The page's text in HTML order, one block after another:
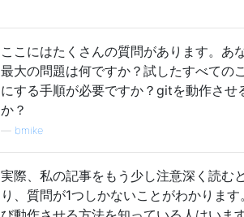
ここにはたくさんの質問があります。あ
最大の問題は何ですか？試したすべての
にする手順が必要ですか？gitを動作させ
か？
bmike
実際、私の記事をもう少し注意深く読む
り、質問が1つしかないことがわかりま